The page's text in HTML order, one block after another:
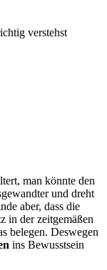
verstehst
man könnte den
und dreht
aber, dass die
in der zeitgemäßen
belegen. Deswegen
ins Bewusstsein